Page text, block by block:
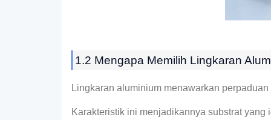
1.2 Mengapa Memilih Lingkaran
Lingkaran aluminium menawarkan
Karakteristik ini menjadikannya substrat